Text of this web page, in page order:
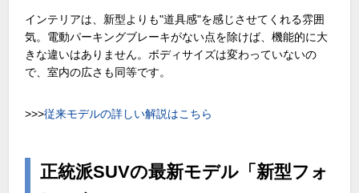
インテリアは、新型よりも"道具感"を感じさせてくれる雰囲
気。電動パーキングブレーキがない点を除けば、機能的に大
きな違いはありません。ボディサイズは変わっていないの
で、室内の広さも同等です。
>>>従来モデルの詳しい解説はこちら
正統派SUVの最新モデル「新型フォ